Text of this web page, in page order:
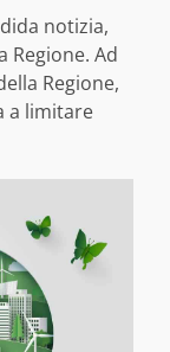
notizia,
Ad
Regione,
a limitare